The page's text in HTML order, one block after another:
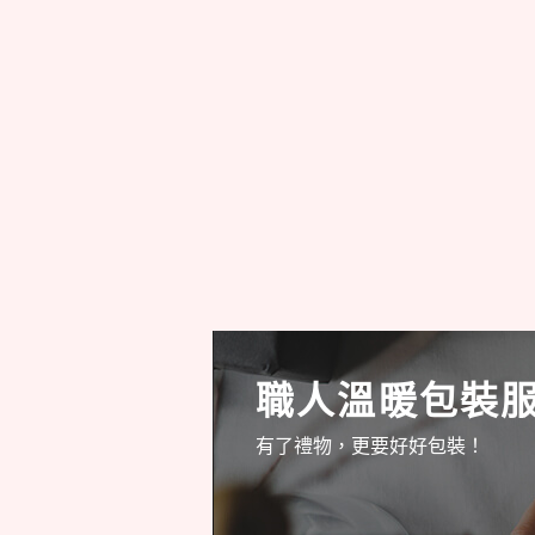
職人溫暖包裝
有了禮物，更要好好包裝！